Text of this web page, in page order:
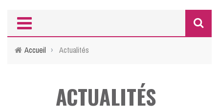
Accueil › Actualités
ACTUALITÉS